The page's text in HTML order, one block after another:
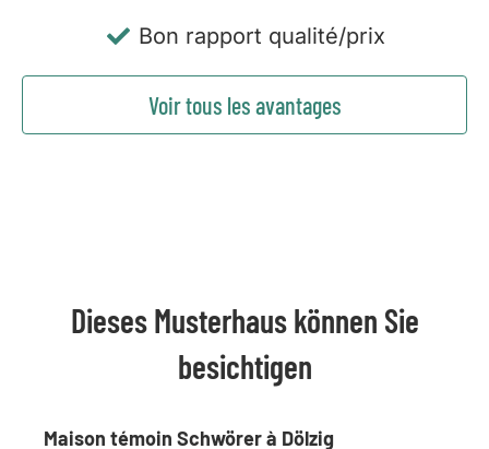
Bon rapport qualité/prix
Voir tous les avantages
Dieses Musterhaus können Sie
besichtigen
Maison témoin Schwörer à Dölzig